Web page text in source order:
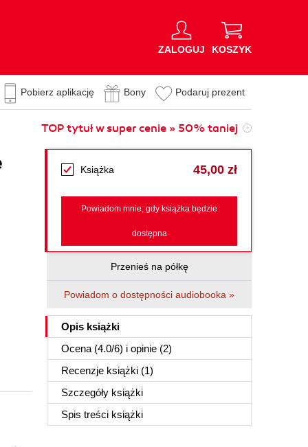
ZALOGUJ KOSZYK
Pobierz aplikację Bony Podaruj prezent
TOP tytuł w super cenie » 50% taniej
Książka 45,00 zł
Powiadom mnie, gdy książka będzie
dostępna
Przenieś na półkę
Powiadom o dostępności audiobooka »
Opis książki
Ocena (4.0/6) i opinie (2)
Recenzje książki (1)
Szczegóły książki
Spis treści książki